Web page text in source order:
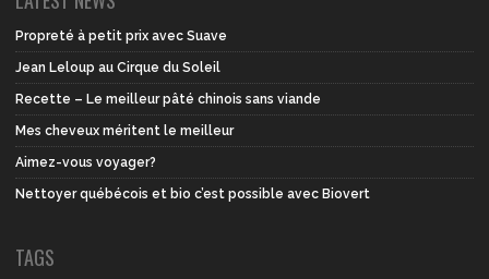
Propreté à petit prix avec Suave
Jean Leloup au Cirque du Soleil
Recette – Le meilleur pâté chinois sans viande
Mes cheveux méritent le meilleur
Aimez-vous voyager?
Nettoyer québécois et bio c’est possible avec Biovert
TAGS